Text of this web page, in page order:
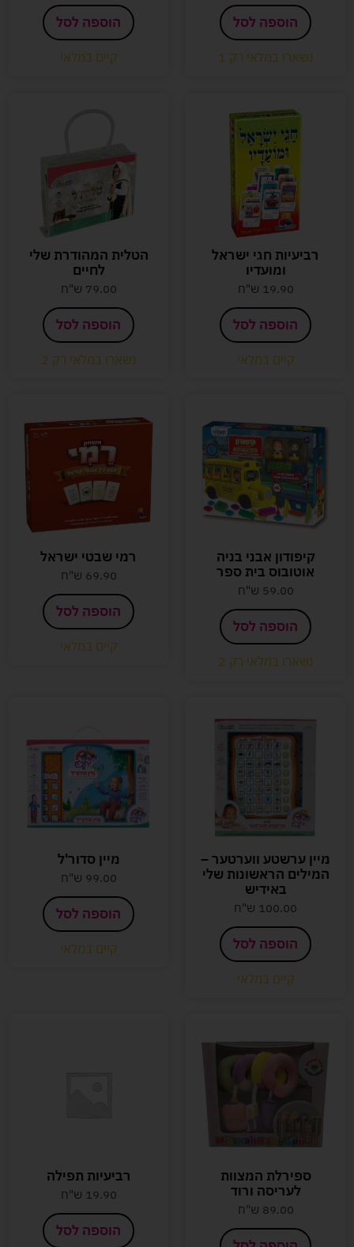
הוספה לסל
נשארו במלאי רק 1
הוספה לסל
קיים במלאי
רביעיות חגי ישראל
ומועדיו
19.90 ש"ח
הוספה לסל
קיים במלאי
הטלית המהודרת שלי
לחיים
79.00 ש"ח
הוספה לסל
נשארו במלאי רק 2
קיפודון אבני בניה
אוטובוס בית ספר
59.00 ש"ח
הוספה לסל
נשארו במלאי רק 2
רמי שבטי ישראל
69.90 ש"ח
הוספה לסל
קיים במלאי
מיין ערשטע ווערטער –
המילים הראשונות שלי
באידיש
100.00 ש"ח
הוספה לסל
קיים במלאי
מיין סדור'ל
99.00 ש"ח
הוספה לסל
קיים במלאי
ספירלת המצוות
לעריסה ורוד
89.00 ש"ח
רביעיות תפילה
19.90 ש"ח
הוספה לסל